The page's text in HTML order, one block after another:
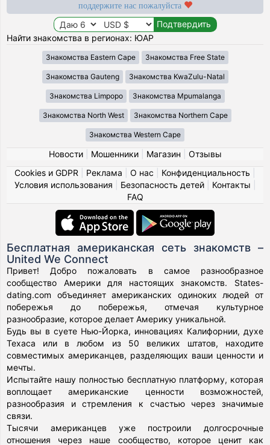
поддержите нас пожалуйста
Найти знакомства в регионах: ЮАР
Знакомства Eastern Cape Знакомства Free State
Знакомства Gauteng Знакомства KwaZulu-Natal
Знакомства Limpopo Знакомства Mpumalanga
Знакомства North West Знакомства Northern Cape
Знакомства Western Cape
Новости| Мошенники| Магазин
Отзывы
Cookies и GDPR
Реклама О нас Конфиденциальность
Условия использования
Безопасность детей| Контакты
FAQ
Бесплатная американская сеть знакомств –
United We Connect
Привет! Добро пожаловать в самое разнообразное
сообщество Америки для настоящих знакомств. States-
dating.com объединяет американских одиноких людей от
побережья до побережья, отмечая культурное
разнообразие, которое делает Америку уникальной.
Будь вы в суете Нью-Йорка, инновациях Калифорнии, духе
Техаса или в любом из 50 великих штатов, находите
совместимых американцев, разделяющих ваши ценности и
мечты.
Испытайте нашу полностью бесплатную платформу, которая
воплощает американские ценности возможностей,
разнообразия и стремления к счастью через значимые
связи.
Тысячи американцев уже построили долгосрочные
отношения через наше сообщество, которое ценит как